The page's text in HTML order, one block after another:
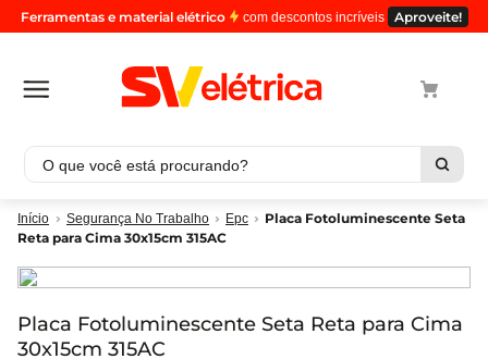
Ferramentas e material elétrico com descontos incríveis Aproveite!
O que você está procurando?
Segurança No Trabalho Epc
Placa Fotoluminescente Seta
Reta para Cima 30x15cm 315AC
Placa Fotoluminescente Seta Reta para Cima
30x15cm 315AC
Termos mais buscados
1
2º luminaria
3º tomada
4º cabo pp